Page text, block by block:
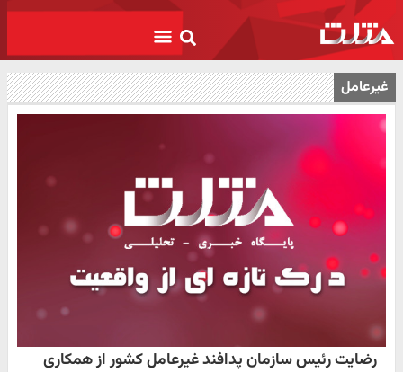
غیرعامل
رضایت رئیس سازمان پدافند غیرعامل کشور از همکاری